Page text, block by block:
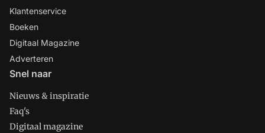
Klantenservice
Boeken
Digitaal Magazine
Adverteren
Snel naar
Nieuws & inspiratie
Faq's
Digitaal magazine